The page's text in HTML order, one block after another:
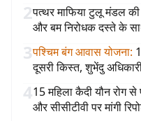
2पत्थर माफिया टुलू मंडल
और बम निरोधक दस्ते के
3पश्चिम बंग आवास योजना:
दूसरी किस्त, शुभेंदु
415 महिला कैदी यौन रोग से
और सीसीटीवी पर मांगी